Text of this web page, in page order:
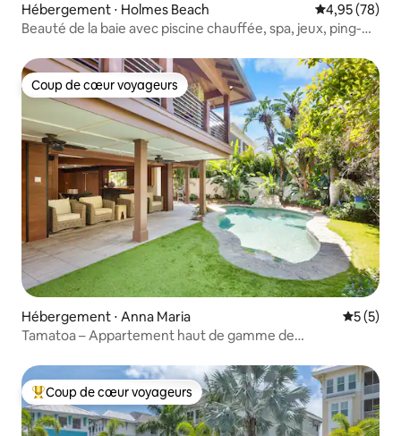
Hébergement ⋅ Holmes Beach Évaluation
4,95 (78)
Beauté de la baie avec piscine chauffée, spa, jeux, ping-
Coup de cœur voyageurs
Coup de cœur voyageurs
Hébergement ⋅ Anna Maria
5 (5)
Tamatoa – Appartement haut de gamme de
Coups de cœur voyageurs les plus appréciés
Coup de cœur voyageurs